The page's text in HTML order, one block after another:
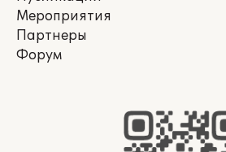
Мероприятия
Партнеры
Форум